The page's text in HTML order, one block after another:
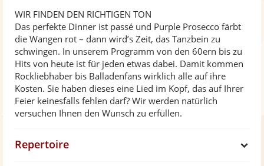
WIR FINDEN DEN RICHTIGEN TON
Das perfekte Dinner ist passé und Purple Prosecco färbt
die Wangen rot – dann wird’s Zeit, das Tanzbein zu
schwingen. In unserem Programm von den 60ern bis zu
Hits von heute ist für jeden etwas dabei. Damit kommen
Rockliebhaber bis Balladenfans wirklich alle auf ihre
Kosten. Sie haben dieses eine Lied im Kopf, das auf Ihrer
Feier keinesfalls fehlen darf? Wir werden natürlich
versuchen Ihnen den Wunsch zu erfüllen.
Repertoire